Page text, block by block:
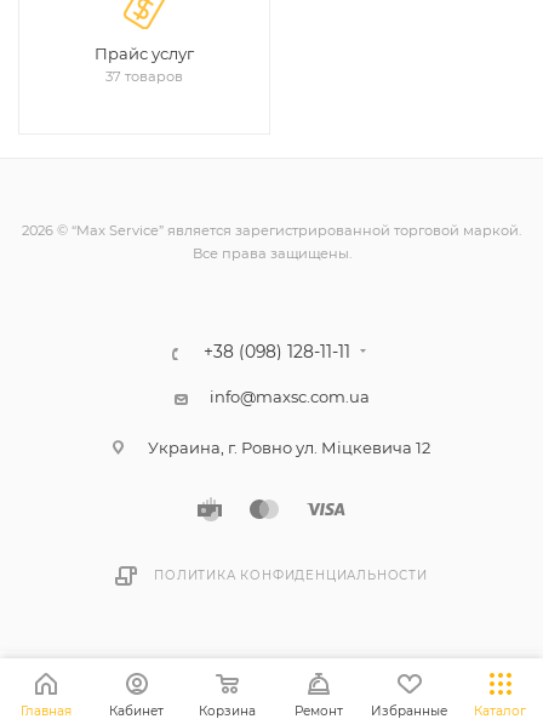
Прайс услуг
37 товаров
2026 © “Max Service” является зарегистрированной торговой маркой.
Все права защищены.
+38 (098) 128-11-11
info@maxsc.com.ua
Украина, г. Ровно ул. Міцкевича 12
ПОЛИТИКА КОНФИДЕНЦИАЛЬНОСТИ
Главная Кабинет Корзина Ремонт Избранные Каталог